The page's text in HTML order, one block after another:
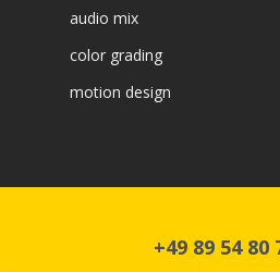
audio mix
color grading
motion design
+49 89 54 80